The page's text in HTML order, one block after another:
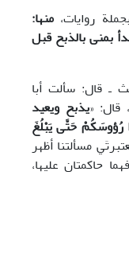
روايات، منها:
بمنى بالذبح قبل
ـ قال: سألت أبا
يذبح ويعيد
رُؤوسَكُمْ حَتَّى يَبْلُغَ
مسألتنا أظهر
حاكمتان عليها،